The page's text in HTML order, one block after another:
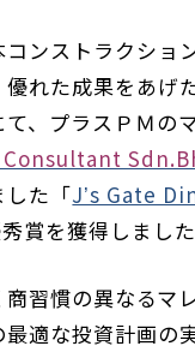
コンストラクショ
れた成果をあげ
、プラスＰＭの
Consultant
した「Jʼs Gate
賞を獲得しました
習慣の異なるマ
最適な投資計画の